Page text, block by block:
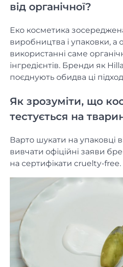
від органічної?
Еко косметика
виробництва і упаковки, а
використанні саме
інгредієнтів. Бренди як
поєднують обидва ці
Як зрозуміти, що
тестується на
Варто шукати на упаковці
вивчати офіційні заяви
на сертифікати cruelty-free.